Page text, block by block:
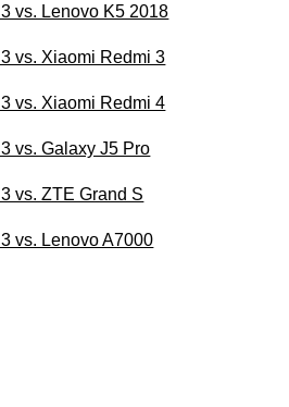
vs. Lenovo K5 2018
vs. Xiaomi Redmi 3
vs. Xiaomi Redmi 4
vs. Galaxy J5 Pro
vs. ZTE Grand S
vs. Lenovo A7000